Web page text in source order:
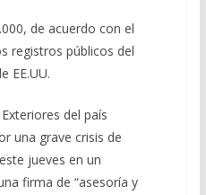
de acuerdo con el
registros públicos del
EE.UU.
del país
una grave crisis de
jueves en un
firma de “asesoría y